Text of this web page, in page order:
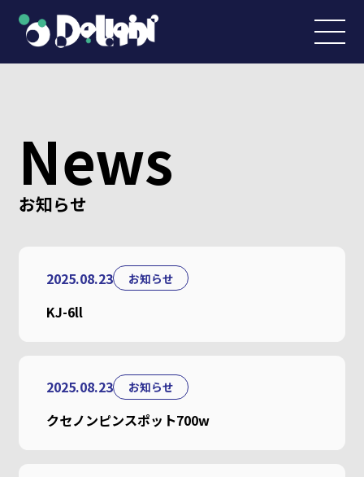
News
お知らせ
2025.08.23 お知らせ
KJ-6ll
2025.08.23 お知らせ
クセノンピンスポット700w